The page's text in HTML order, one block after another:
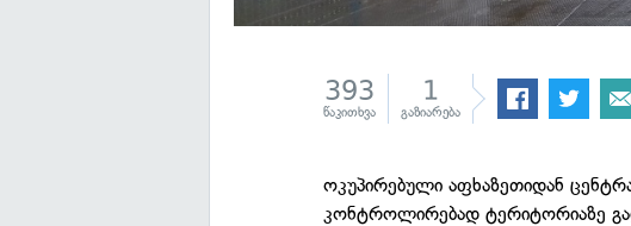
393
წაკითხვა
1
გაზიარება
ოკუპირებული აფხაზეთიდან
კონტროლირებად ტერიტორიაზე